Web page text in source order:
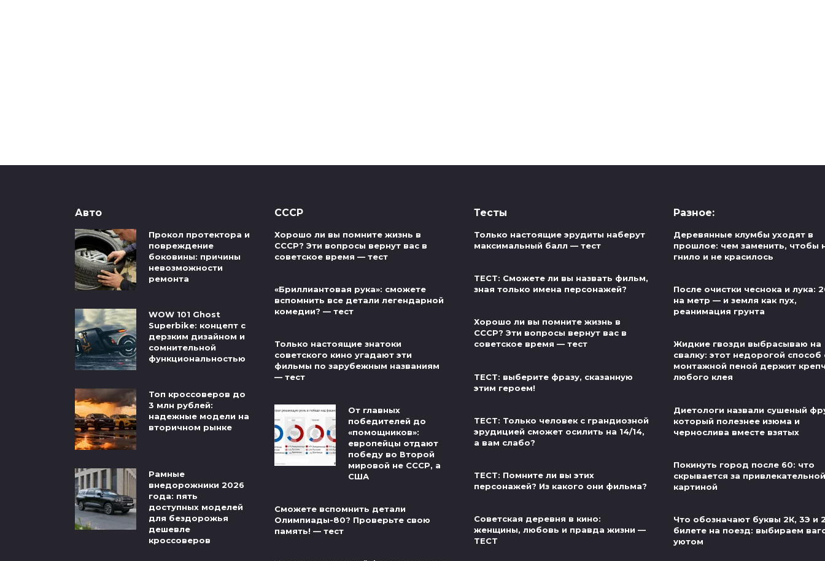
Авто
Прокол протектора и
повреждение
боковины: причины
невозможности
ремонта
WOW 101 Ghost
Superbike: концепт с
дерзким дизайном и
сомнительной
функциональностью
Топ кроссоверов до
3 млн рублей:
надежные модели на
вторичном рынке
Рамные
внедорожники 2026
года: пять
доступных моделей
для бездорожья
дешевле
кроссоверов
СССР
Хорошо ли вы помните жизнь в
СССР? Эти вопросы вернут вас в
советское время — тест
«Бриллиантовая рука»: сможете
вспомнить все детали легендарной
комедии? — тест
Только настоящие знатоки
советского кино угадают эти
фильмы по зарубежным названиям
— тест
От главных
победителей до
«помощников»:
европейцы отдают
победу во Второй
мировой не СССР, а
США
Сможете вспомнить детали
Олимпиады-80? Проверьте свою
память! — тест
Тесты
Только настоящие эрудиты наберут
максимальный балл — тест
ТЕСТ: Сможете ли вы назвать фильм,
зная только имена персонажей?
Хорошо ли вы помните жизнь в
СССР? Эти вопросы вернут вас в
советское время — тест
ТЕСТ: выберите фразу, сказанную
этим героем!
ТЕСТ: Только человек с грандиозной
эрудицией сможет осилить на 14/14,
а вам слабо?
ТЕСТ: Помните ли вы этих
персонажей? Из какого они фильма?
Советская деревня в кино:
женщины, любовь и правда жизни —
ТЕСТ
Разное:
Деревянные клумбы уходят в
прошлое: чем заменить, чтобы
гнило и не красилось
После очистки чеснока и лука:
на метр — и земля как пух,
реанимация грунта
Жидкие гвозди выбрасываю на
свалку: этот недорогой способ
монтажной пеной держит
любого клея
Диетологи назвали сушеный
который полезнее изюма и
чернослива вместе взятых
Покинуть город после 60: что
скрывается за привлекательной
картиной
Что обозначают буквы 2К, 3Э и
билете на поезд: выбираем
уютом